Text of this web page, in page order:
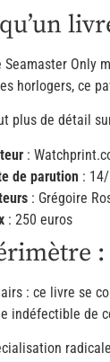
Seamaster
horlogers, ce
plus de détail
:
de parution :
: Grégoire
: 250 euros
: ce livre se
indéfectible de